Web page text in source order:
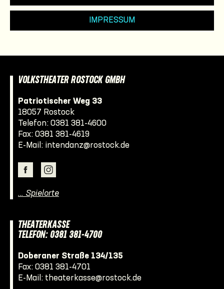
IMPRESSUM
VOLKSTHEATER ROSTOCK GMBH
Patriotischer Weg 33
18057 Rostock
Telefon: 0381 381-4600
Fax: 0381 381-4619
E-Mail: intendanz@rostock.de
… Spielorte
THEATERKASSE
TELEFON: 0381 381-4700
Doberaner Straße 134/135
Fax: 0381 381-4701
E-Mail: theaterkasse@rostock.de